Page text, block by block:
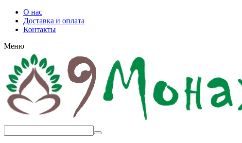
О нас
Доставка и оплата
Контакты
Меню